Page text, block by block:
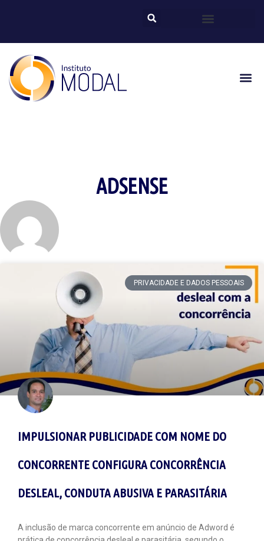
ADSENSE
PRIVACIDADE E DADOS PESSOAIS
IMPULSIONAR PUBLICIDADE COM NOME DO
CONCORRENTE CONFIGURA CONCORRÊNCIA
DESLEAL, CONDUTA ABUSIVA E PARASITÁRIA
A inclusão de marca concorrente em anúncio de Adword é